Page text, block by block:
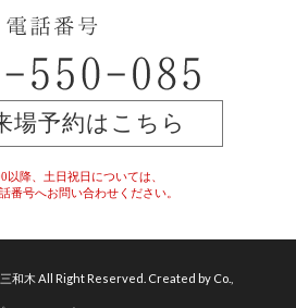
場予約はこちら
降、土日祝日については、
番号へお問い合わせください。
和木 All Right Reserved. Created by Co.,